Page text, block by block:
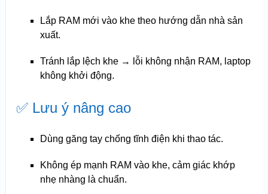
Lắp RAM mới vào khe theo hướng dẫn nhà sản
xuất.
Tránh lắp lệch khe → lỗi không nhận RAM, laptop
không khởi động.
✅ Lưu ý nâng cao
Dùng găng tay chống tĩnh điện khi thao tác.
Không ép mạnh RAM vào khe, cảm giác khớp
nhẹ nhàng là chuẩn.